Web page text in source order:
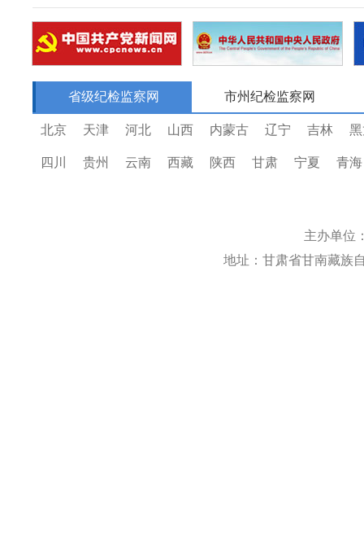
省级纪检监察网 市州纪检监察网
北京 天津 河北 山西 内蒙古 辽宁 吉林
四川 贵州 云南 西藏 陕西 甘肃 宁夏 青海
主办单位
地址：甘肃省甘南藏族